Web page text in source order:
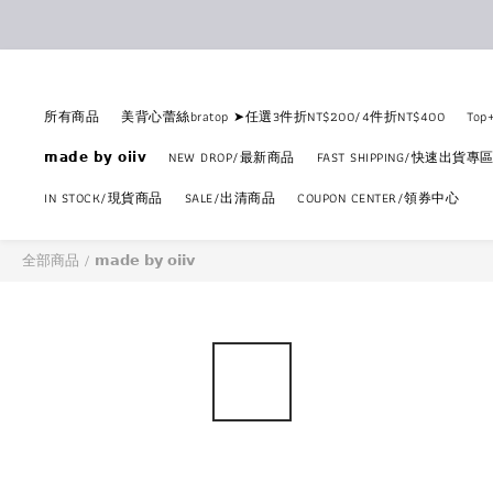
所有商品 美背心蕾絲bratop ➤任選3件折NT$200/4件折NT$400
𝗺𝗮𝗱𝗲 𝗯𝘆 𝗼𝗶𝗶𝘃
NEW DROP/最新商品
FAST SHIPPING/快速出貨專區
IN STOCK/現貨商品
SALE/出清商品 COUPON CENTER/領券中心
全部商品 / 𝗺𝗮𝗱𝗲 𝗯𝘆 𝗼𝗶𝗶𝘃